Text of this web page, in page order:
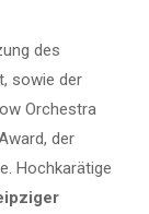
des
sowie der
Orchestra
der
Hochkarätige